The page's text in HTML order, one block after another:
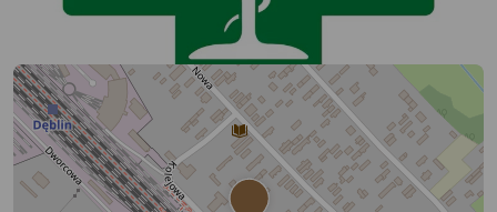
Na mapie